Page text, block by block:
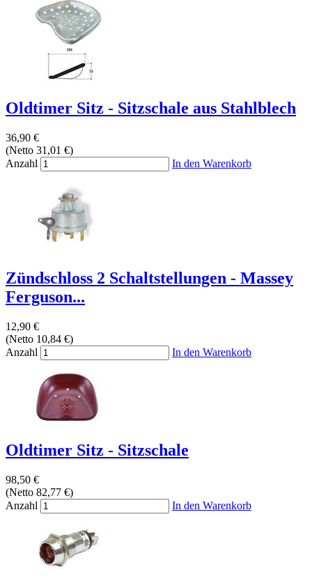
Oldtimer Sitz - Sitzschale aus Stahlblech
36,90 €
(Netto 31,01 €)
Anzahl
In den Warenkorb
Zündschloss 2 Schaltstellungen - Massey
Ferguson...
12,90 €
(Netto 10,84 €)
Anzahl
In den Warenkorb
Oldtimer Sitz - Sitzschale
98,50 €
(Netto 82,77 €)
Anzahl
In den Warenkorb